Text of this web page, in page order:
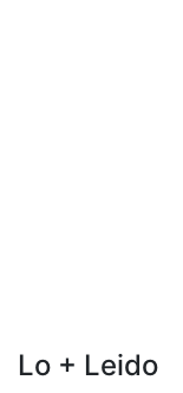
Lo + Leido